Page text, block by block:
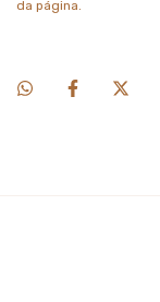
da página.